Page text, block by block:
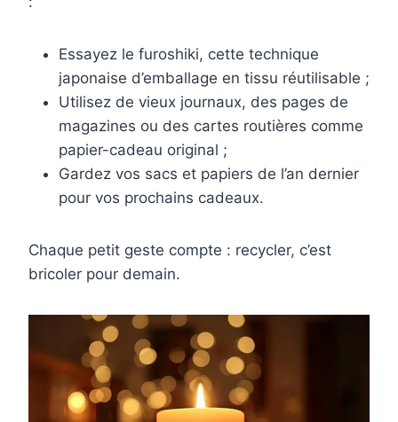
Essayez le furoshiki, cette technique
japonaise d’emballage en tissu réutilisable ;
Utilisez de vieux journaux, des pages de
magazines ou des cartes routières comme
papier-cadeau original ;
Gardez vos sacs et papiers de l’an dernier
pour vos prochains cadeaux.
Chaque petit geste compte : recycler, c’est
bricoler pour demain.